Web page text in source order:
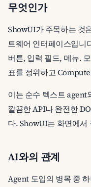
무엇인가
ShowUI가 주목하는 것
트웨어 인터페이스입니
버튼, 입력 필드, 메뉴.
표를 정위하고
이는 순수 텍스트 agent
깔끔한 API나 완전한
다. ShowUI는 화면에서
AI와의 관계
Agent 도입의 병목 중